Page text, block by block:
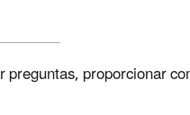
preguntas, proporcionar